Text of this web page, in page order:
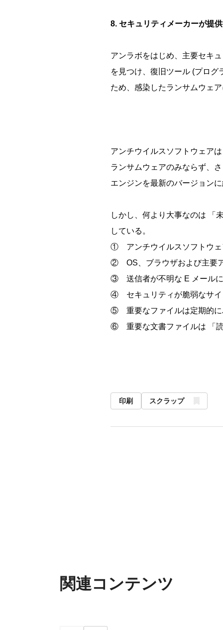
8. セキュリティメーカーが提
アンラボをはじめ、主要セキ
を見つけ、復旧ツール (プロ
ため、感染したランサムウェ
アンチウイルスソフトウェア
ランサムウェアのみならず、
エンジンを最新のバージョン
しかし、何より大事なのは 「
している。
①
アンチウイルスソフトウ
②
OS、ブラウザおよび主要
③
送信者が不明な E メール
④
セキュリティが脆弱なサ
⑤
重要なファイルは定期的
⑥
重要な文書ファイルは 「
印刷 スクラップ
関連コンテンツ